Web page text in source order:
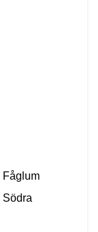
Fåglum
Södra